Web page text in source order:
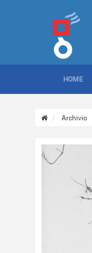
HOME
Archivio